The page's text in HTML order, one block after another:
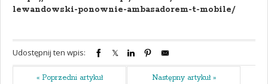
lewandowski-ponownie-ambasadorem-t-mobile/
Udostępnij ten wpis:
« Poprzedni artykuł
Następny artykuł »